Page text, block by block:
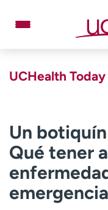
Billing & pricing
Give
Log in to My Health
UCHealth Today
Un
Qué tener